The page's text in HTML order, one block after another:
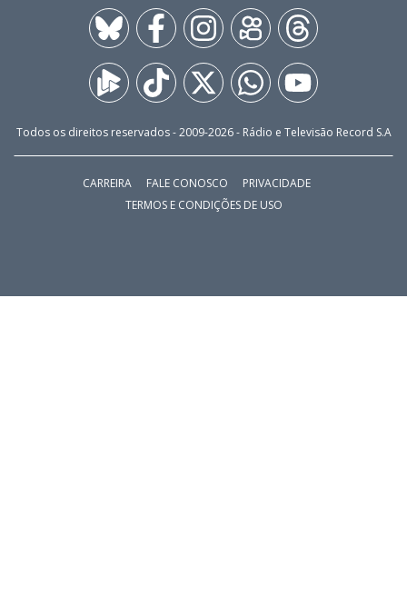
Todos os direitos reservados - 2009-2026- Rádio e Televisão Record S.A
CARREIRA FALE CONOSCO
PRIVACIDADE
TERMOS E CONDIÇÕES DE USO